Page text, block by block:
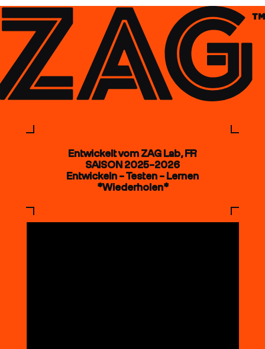
Entwickelt vom ZAG Lab, FR
SAISON 2025–2026
Entwickeln – Testen – Lernen
*Wiederholen*